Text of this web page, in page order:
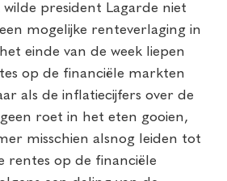
wilde president Lagarde niet
mogelijke renteverlaging in
einde van de week liepen
op de financiële markten
als de inflatiecijfers over de
roet in het eten gooien,
misschien alsnog leiden tot
rentes op de financiële